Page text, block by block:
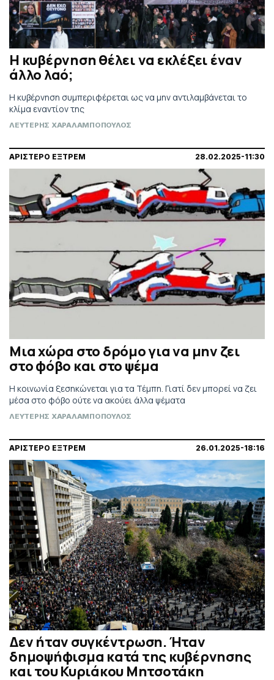
Η κυβέρνηση θέλει να εκλέξει έναν
άλλο λαό;
Η κυβέρνηση συμπεριφέρεται ως να μην αντιλαμβάνεται το
κλίμα εναντίον της
ΛΕΥΤΕΡΗΣ ΧΑΡΑΛΑΜΠΟΠΟΥΛΟΣ
ΑΡΙΣΤΕΡΟ ΕΞΤΡΕΜ 28.02.2025-11:30
Μια χώρα στο δρόμο για να μην ζει
στο φόβο και στο ψέμα
Η κοινωνία ξεσηκώνεται για τα Τέμπη. Γιατί δεν μπορεί να ζει
μέσα στο φόβο ούτε να ακούει άλλα ψέματα
ΛΕΥΤΕΡΗΣ ΧΑΡΑΛΑΜΠΟΠΟΥΛΟΣ
ΑΡΙΣΤΕΡΟ ΕΞΤΡΕΜ 26.01.2025-18:16
Δεν ήταν συγκέντρωση. Ήταν
δημοψήφισμα κατά της κυβέρνησης
και του Κυριάκου Μητσοτάκη